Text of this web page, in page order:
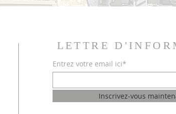
LETTRE
Entrez votre email ici*
Inscrivez-vous